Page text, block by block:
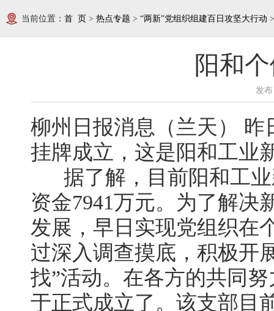
当前位置： 首 页 > 热点专题 > “两新”党组织组建百日攻坚大行动
阳和
发
柳州日报消息（ 兰天） 昨
挂牌成立，这是阳和工业
据了解，目前阳和工业
资金7941万元。为了解决
发展，早日实现党组织在
过深入调查摸底，积极开
找”活动。在各方的共同
于正式成立了。该支部目